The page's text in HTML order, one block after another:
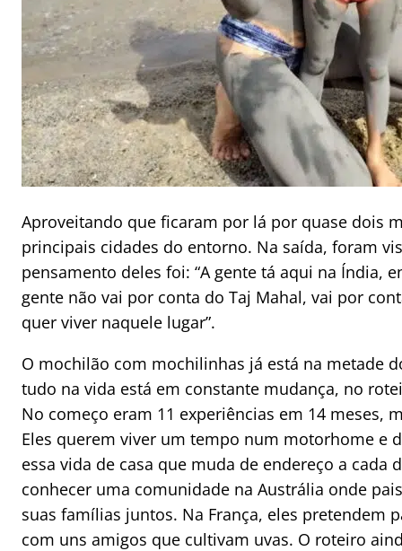
Aproveitando que ficaram por lá por quase dois
principais cidades do entorno. Na saída, foram
pensamento deles foi: “A gente tá aqui na Índia,
gente não vai por conta do Taj Mahal, vai por
quer viver naquele lugar”.
O mochilão com mochilinhas já está na metade
tudo na vida está em constante mudança, no
No começo eram 11 experiências em 14 meses,
Eles querem viver um tempo num motorhome e
essa vida de casa que muda de endereço a cada
conhecer uma comunidade na Austrália onde
suas famílias juntos. Na França, eles pretendem
com uns amigos que cultivam uvas. O roteiro